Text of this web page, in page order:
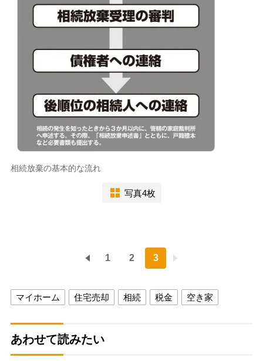
相続放棄の基本的な流れ
写真4枚
1 2 3
マイホーム 住宅売却 相続 税金 空き家
あわせて読みたい